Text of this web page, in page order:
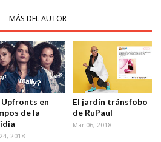
MÁS DEL AUTOR
Upfronts en
de la
2018
El jardín tránsfobo
de RuPaul
Mar 06, 2018